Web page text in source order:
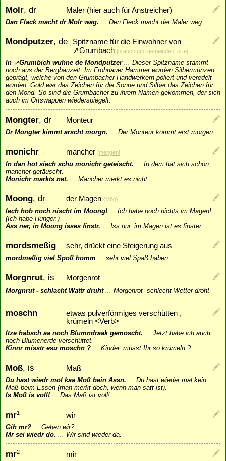
Molr, dr Maler (hier auch für Anstreicher)
Dan Flack macht dr Molr wag. Den Fleck macht der Maler weg.
Mondputzer, de
Spitzname für die Einwohner von
↗Grumbach [brauchtum gemeinden orte]
In ↗Grumbich wuhne de Mondputzer... Dieser Spitzname stammt
noch aus der Bergbauzeit. Im Frohnauer Hammer wurden Silbermünzen
geprägt, welche von den Grumbacher Handwerkern poliert und veredelt
wurden. Gold war das Zeichen für die Sonne und Silber das Zeichen für
den Mond. So sind die Grumbacher zu ihrem Namen gekommen, der sich
auch im Ortswappen wiederspiegelt.
Mongter, dr Monteur
Dr Mongter kimmt arscht morgn. Der Monteur kommt erst morgen.
monichr mancher [mengen]
In dan hot siech schu monichr geteischt.
In dem hat sich schon
mancher getäuscht.
Monichr markts net.
Mancher merkt es nicht.
Moong, dr der Magen {Mōŋ}
Iech hob noch nischt im Moong!
Ich habe noch nichts im Magen!
(Ich habe Hunger.)
Ass ner, in Moong isses finstr.
Iss nur, im Magen ist es finster.
mordsmeßig sehr, drückt eine Steigerung aus
mordmeßig viel Spoß homm sehr viel Spaß haben
Morgnrut, is Morgenrot
Morgnrut - schlacht Wattr druht... Morgenrot  schlecht Wetter droht
moschn
etwas pulverförmiges verschütten ,
krümeln <Verb>
Itze habsch aa noch Blumndraak gemoscht.
Jetzt habe ich auch
noch Blumenerde verschüttet.
Kinnr misstr esu moschn ?
Kinder, müsst Ihr so krümeln ?
Moß, is Maß
Du hast wiedr mol kaa Moß bein Assn.
Du hast wieder mal kein
Maß beim Essen (man merkt doch, wenn man satt ist).
Is Moß is voll!
Das Maß ist voll!
mr1 wir
Gih mr?
Gehen wir?
Mr sei wiedr do.
Wir sind wieder da.
mr2 mir